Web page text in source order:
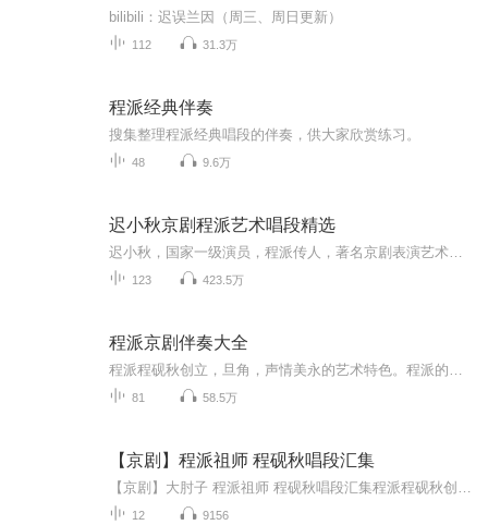
bilibili：迟误兰因（周三、周日更新）
112 31.3万
程派经典伴奏
搜集整理程派经典唱段的伴奏，供大家欣赏练习。
48 9.6万
迟小秋京剧程派艺术唱段精选
123 423.5万
程派京剧伴奏大全
81 58.5万
【京剧】程派祖师 程砚秋唱段汇集
12 9156